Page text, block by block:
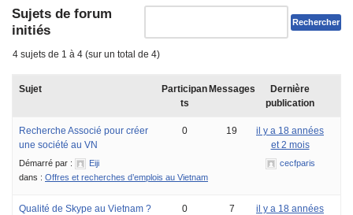
Sujets de forum
initiés
4 sujets de 1 à 4 (sur un total de 4)
Sujet
Participan
ts
Messages
Dernière
publication
Recherche Associé pour créer
une société au VN
Démarré par :
Eiji
dans : Offres et recherches d’emplois au Vietnam
0 19
il y a 18 années
et 2 mois
cecfparis
Qualité de Skype au Vietnam ? 0 7
il y a 18 années